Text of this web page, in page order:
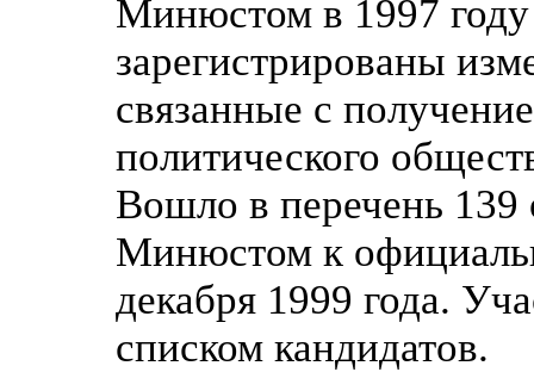
Минюстом в 1997 году
зарегистрированы
связанные с
политического
Вошло в перечень
Минюстом к
декабря 1999 года.
списком кандидатов.